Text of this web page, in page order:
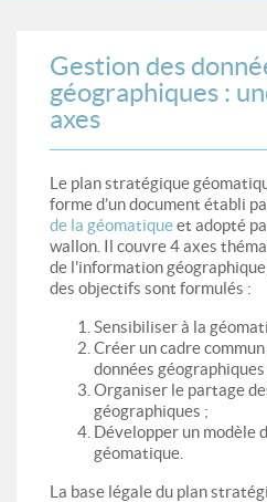
Gestion des
géographiques :
axes
Le plan stratégique
forme d’un document établi
de la géomatiqueet adopté
wallon. Il couvre 4 axes
de l'information
des objectifs sont formulés :
Sensibiliser à la
Créer un cadre
données géographiques
Organiser le partage
géographiques ;
Développer un modèle
géomatique.
La base légale du plan